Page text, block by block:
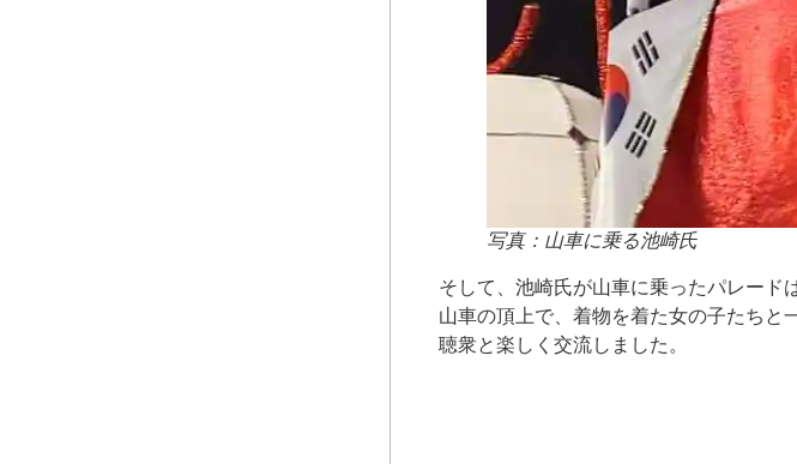
写真：山車に乗る池崎氏
そして、池崎氏が山車に乗ったパレード
山車の頂上で、着物を着た女の子たちと
聴衆と楽しく交流しました。